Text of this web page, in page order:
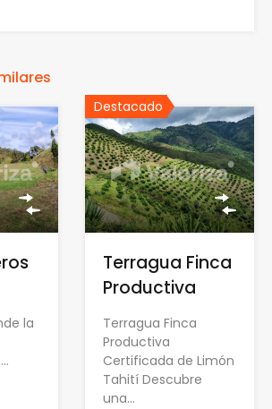
la
Destacado
Terragua Finca
Productiva
Terragua Finca
Productiva
Certificada de Limón
Tahití Descubre
una…